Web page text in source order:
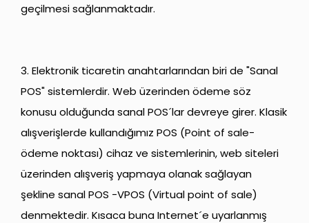
geçilmesi sağlanmaktadır.
3. Elektronik ticaretin anahtarlarından biri de "Sanal
POS" sistemlerdir. Web üzerinden ödeme söz
konusu olduğunda sanal POS´lar devreye girer. Klasik
alışverişlerde kullandığımız POS (Point of sale-
ödeme noktası) cihaz ve sistemlerinin, web siteleri
üzerinden alışveriş yapmaya olanak sağlayan
şekline sanal POS -VPOS (Virtual point of sale)
denmektedir. Kısaca buna Internet´e uyarlanmış